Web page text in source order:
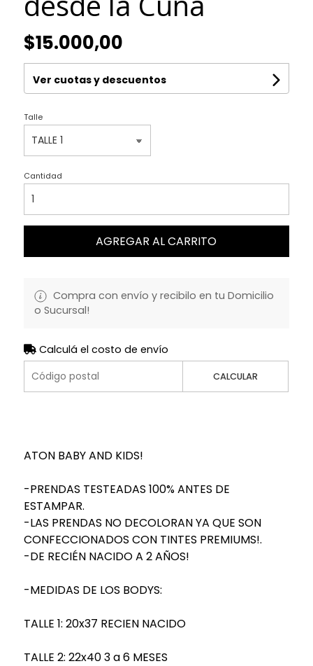
$15.000,00
Ver cuotas y descuentos
Talle
Cantidad
AGREGAR AL CARRITO
Compra con envío y recibilo en tu Domicilio
o Sucursal!
Calculá el costo de envío
CALCULAR
ATON BABY AND KIDS!
-PRENDAS TESTEADAS 100% ANTES DE
ESTAMPAR.
-LAS PRENDAS NO DECOLORAN YA QUE SON
CONFECCIONADOS CON TINTES PREMIUMS!.
-DE RECIÉN NACIDO A 2 AÑOS!
-MEDIDAS DE LOS BODYS:
TALLE 1: 20x37 RECIEN NACIDO
TALLE 2: 22x40 3 a 6 MESES